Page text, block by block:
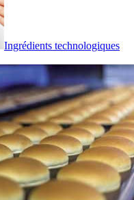
Ingrédients technologiques